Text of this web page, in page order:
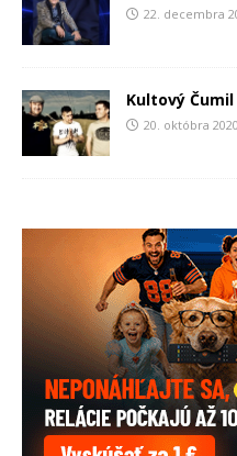
22. decembra
Kultový
20. októbra 2020